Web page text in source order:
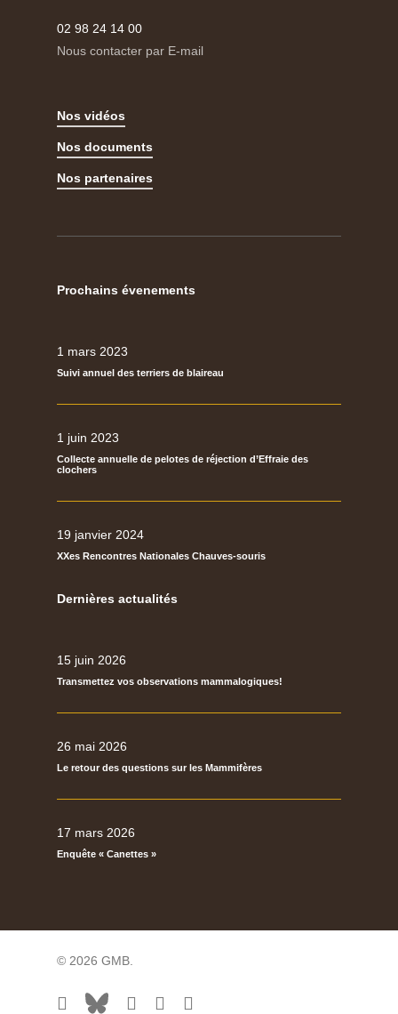
02 98 24 14 00
Nous contacter par E-mail
Nos vidéos
Nos documents
Nos partenaires
Prochains évenements
1 mars 2023
Suivi annuel des terriers de blaireau
1 juin 2023
Collecte annuelle de pelotes de réjection d’Effraie des
clochers
19 janvier 2024
XXes Rencontres Nationales Chauves-souris
Dernières actualités
15 juin 2026
Transmettez vos observations mammalogiques!
26 mai 2026
Le retour des questions sur les Mammifères
17 mars 2026
Enquête « Canettes »
© 2026 GMB.
facebook
bluesky vimeoRSS flickr